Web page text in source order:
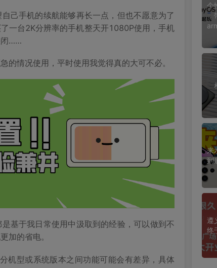
己手机的续航能够再长一点，但也不愿意为了
一台2K分辨率的手机整天开1080P使用，手机
闭……
的情况使用，平时使用我觉得真的大可不必。
基于我日常使用中汲取到的经验，可以做到不
加的省电。
机型或系统版本之间功能可能会有差异，具体
个
，
来
到
遵
终